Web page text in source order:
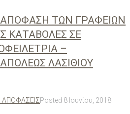
ΤΩΝ ΓΡΑΦΕΙΩΝ
ΚΑΤΑΒΟΛΕΣ ΣΕ
–
ΛΑΣΙΘΙΟΥ
ΑΠΟΦΑΣΕΙΣPosted 8 Ιουνίου, 2018